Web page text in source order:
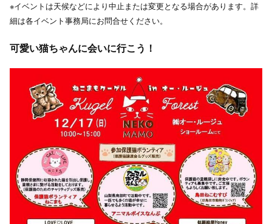
※イベントは天候などにより中止または変更となる場合があります。詳
細は各イベント事務局にお問合せください。
可愛い猫ちゃんに会いに行こう！